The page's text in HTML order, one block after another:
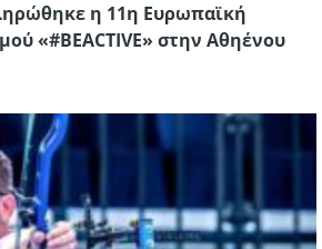
η 11η Ευρωπαϊκή
«#BEACTIVE» στην Αθηένου